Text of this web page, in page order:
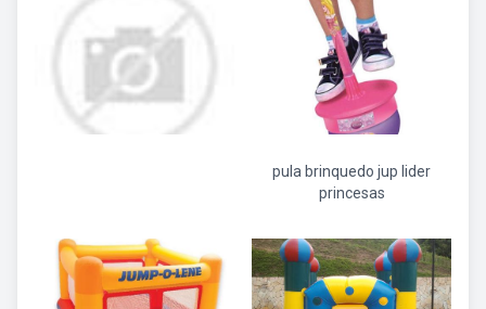
pula brinquedo jup lider
princesas